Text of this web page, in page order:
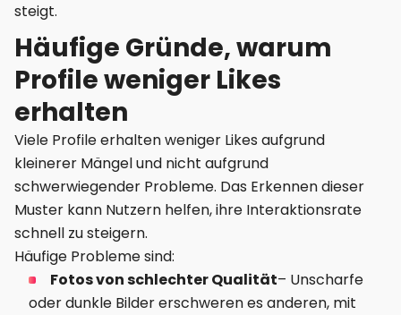
steigt.
Häufige Gründe, warum
Profile weniger Likes
erhalten
Viele Profile erhalten weniger Likes aufgrund
kleinerer Mängel und nicht aufgrund
schwerwiegender Probleme. Das Erkennen dieser
Muster kann Nutzern helfen, ihre Interaktionsrate
schnell zu steigern.
Häufige Probleme sind:
Fotos von schlechter Qualität– Unscharfe
oder dunkle Bilder erschweren es anderen, mit